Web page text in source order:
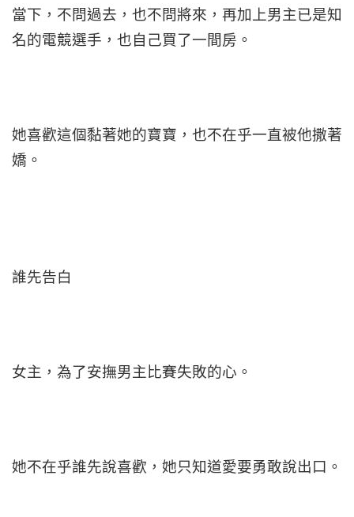
當下，不問過去，也不問將來，再加上男主已是知
名的電競選手，也自己買了一間房。
她喜歡這個黏著她的寶寶，也不在乎一直被他撒著
嬌。
誰先告白
女主，為了安撫男主比賽失敗的心。
她不在乎誰先說喜歡，她只知道愛要勇敢說出口。